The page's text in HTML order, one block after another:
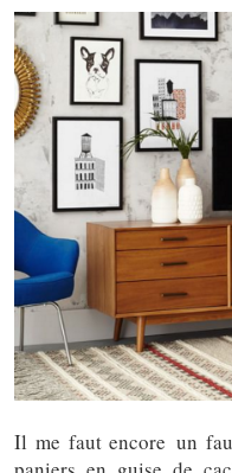
Il me faut encore un